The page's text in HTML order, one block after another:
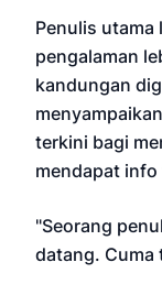
Penulis utama
pengalaman
kandungan
terkini bagi
mendapat
"Seorang
datang. Cuma